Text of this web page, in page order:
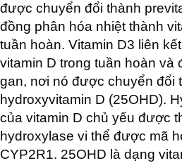
được chuyển đổi thành
đồng phân hóa nhiệt thành
tuần hoàn. Vitamin D3 liên
vitamin D trong tuần hoàn và
gan, nơi nó được chuyển đổi
hydroxyvitamin D (25OHD).
của vitamin D chủ yếu được
hydroxylase vi thể được mã
CYP2R1. 25OHD là dạng